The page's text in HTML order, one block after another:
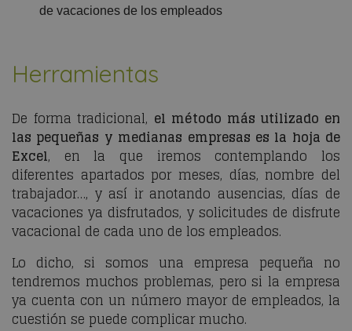
de vacaciones de los empleados
Herramientas
De forma tradicional, el método más utilizado en
las pequeñas y medianas empresas es la hoja de
Excel, en la que iremos contemplando los
diferentes apartados por meses, días, nombre del
trabajador…, y así ir anotando ausencias, días de
vacaciones ya disfrutados, y solicitudes de disfrute
vacacional de cada uno de los empleados.
Lo dicho, si somos una empresa pequeña no
tendremos muchos problemas, pero si la empresa
ya cuenta con un número mayor de empleados, la
cuestión se puede complicar mucho.